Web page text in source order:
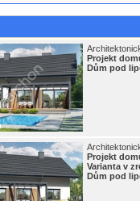
Projekt
Dům pod
Projekt
Varianta v
Dům pod